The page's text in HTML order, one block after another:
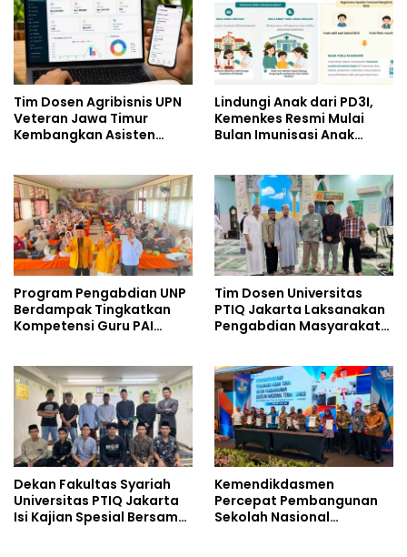
Tim Dosen Agribisnis UPN
Veteran Jawa Timur
Kembangkan Asisten
UMKM
Lindungi Anak dari PD3I,
Kemenkes Resmi Mulai
Bulan Imunisasi Anak
Program Pengabdian UNP
Berdampak Tingkatkan
Kompetensi Guru PAI
Tim Dosen Universitas
PTIQ Jakarta Laksanakan
Pengabdian Masyarakat
Dekan Fakultas Syariah
Universitas PTIQ Jakarta
Isi Kajian Spesial Bersama
Kemendikdasmen
Percepat Pembangunan
Sekolah Nasional